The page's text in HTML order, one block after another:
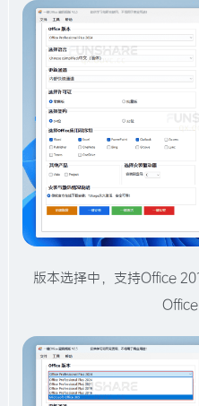
版本选择中，支持Office
Office